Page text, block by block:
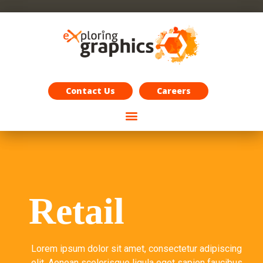
Contact Us Careers
Retail
Lorem ipsum dolor sit amet, consectetur adipiscing
Exploring Graphics Careers